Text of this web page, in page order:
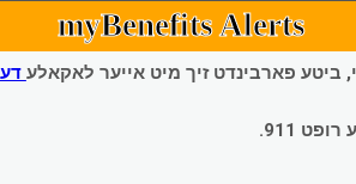
myBenefits Alerts
ביטע פארבינדט זיך מיט אייער לאקאלע
911.